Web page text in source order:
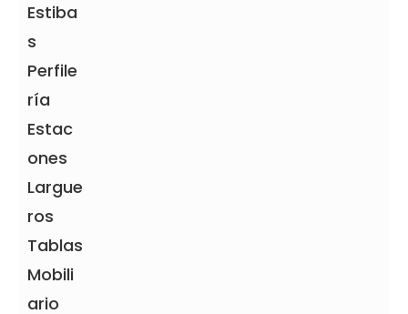
Estiba
s
Perfile
ría
Estac
ones
Largue
ros
Tablas
Mobili
ario
Productos relacionados